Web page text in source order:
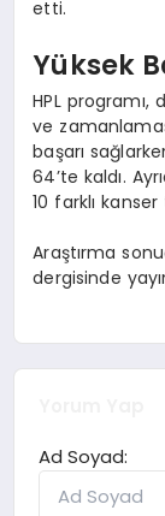
etti.
Yüksek
HPL programı,
ve
başarı
64’te kaldı.
10 farklı
Araştırma
dergisinde
Ad Soyad: